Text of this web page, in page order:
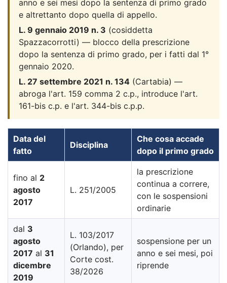
anno e sei mesi dopo la sentenza di primo grado
e altrettanto dopo quella di appello.
L. 9 gennaio 2019 n. 3 (cosiddetta
Spazzacorrotti) — blocco della prescrizione
dopo la sentenza di primo grado, per i fatti dal 1°
gennaio 2020.
L. 27 settembre 2021 n. 134 (Cartabia) —
abroga l'art. 159 comma 2 c.p., introduce l'art.
161-bis c.p. e l'art. 344-bis c.p.p.
Data del
fatto
Disciplina
Che cosa accade
dopo il primo grado
fino al 2
agosto
2017
L. 251/2005
la prescrizione
continua a correre,
con le sospensioni
ordinarie
dal 3
agosto
2017 al 31
dicembre
2019
L. 103/2017
(Orlando), per
Corte cost.
38/2026
sospensione per un
anno e sei mesi, poi
riprende